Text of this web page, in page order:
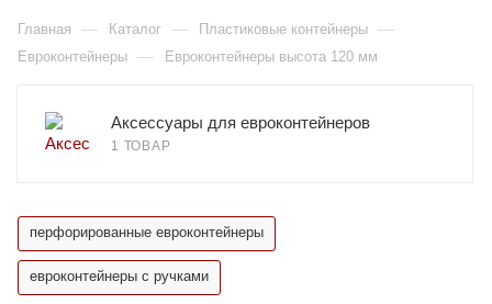
Главная — Каталог — Пластиковые контейнеры —
Евроконтейнеры — Евроконтейнеры высота 120 мм
Аксессуары для евроконтейнеров
1 ТОВАР
перфорированные евроконтейнеры
евроконтейнеры с ручками